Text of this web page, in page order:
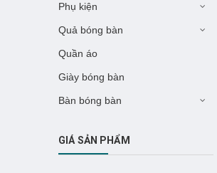
Phụ kiện
Quả bóng bàn
Quần áo
Giày bóng bàn
Bàn bóng bàn
GIÁ SẢN PHẨM